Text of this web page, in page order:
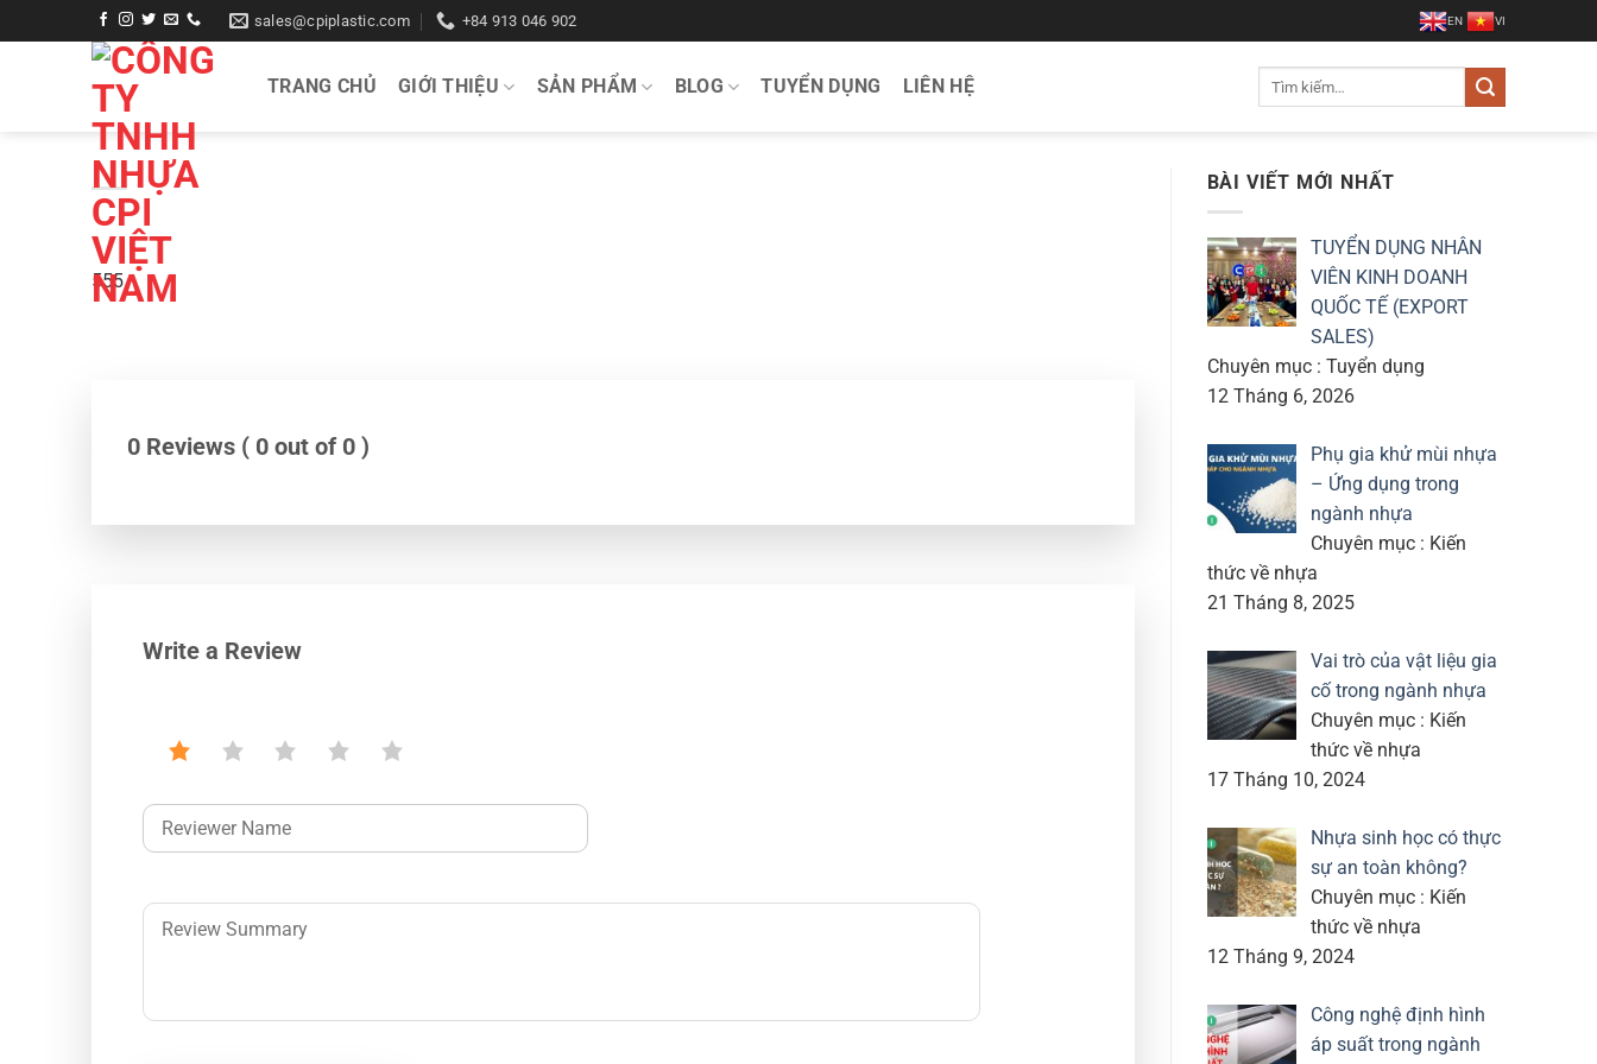
qua
sales@cpiplastic.com +84 913 046 902 EN VI
TRANG CHỦ GIỚI THIỆU SẢN PHẨM BLOG TUYỂN DỤNG LIÊN HỆ
555
0 Reviews ( 0 out of 0 )
Write a Review
BÀI VIẾT MỚI NHẤT
TUYỂN DỤNG NHÂN
VIÊN KINH DOANH
QUỐC TẾ (EXPORT
SALES)
Chuyên mục : Tuyển dụng
12 Tháng 6, 2026
Phụ gia khử mùi nhựa
– Ứng dụng trong
ngành nhựa
Chuyên mục : Kiến
thức về nhựa
21 Tháng 8, 2025
Vai trò của vật liệu gia
cố trong ngành nhựa
Chuyên mục : Kiến
thức về nhựa
17 Tháng 10, 2024
Nhựa sinh học có thực
sự an toàn không?
Chuyên mục : Kiến
thức về nhựa
12 Tháng 9, 2024
Công nghệ định hình
áp suất trong ngành